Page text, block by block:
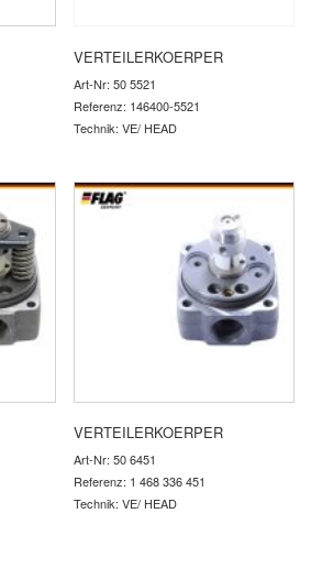
VERTEILERKOERPER
Art-Nr: 50 5521
Referenz: 146400-5521
Technik: VE/ HEAD
VERTEILERKOERPER
Art-Nr: 50 6451
Referenz: 1 468 336 451
Technik: VE/ HEAD